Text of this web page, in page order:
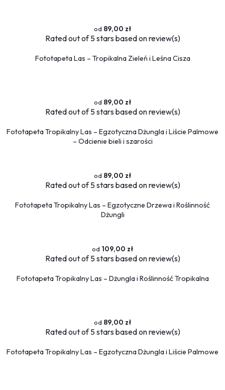
Piłka nożna
Formuła 1
Marmur
Niedźwiedź
Koty
Przestrzenne
Kobieta
89,00 zł
Ratedout of 5 stars based onreview(s)
Fototapeta Las – Tropikalna Zieleń i Leśna Cisza
89,00 zł
Ratedout of 5 stars based onreview(s)
Fototapeta Tropikalny Las – Egzotyczna Dżungla i Liście Palmowe
– Odcienie bieli i szarości
89,00 zł
Ratedout of 5 stars based onreview(s)
Fototapeta Tropikalny Las – Egzotyczne Drzewa i Roślinność
Dżungli
109,00 zł
Ratedout of 5 stars based onreview(s)
Fototapeta Tropikalny Las – Dżungla i Roślinność Tropikalna
89,00 zł
Ratedout of 5 stars based onreview(s)
Fototapeta Tropikalny Las – Egzotyczna Dżungla i Liście Palmowe